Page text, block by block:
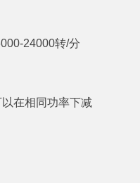
24000转/分
在相同功率下减